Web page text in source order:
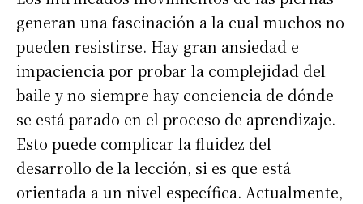
generan una fascinación a la cual muchos no
pueden resistirse. Hay gran ansiedad e
impaciencia por probar la complejidad del
baile y no siempre hay conciencia de dónde
se está parado en el proceso de aprendizaje.
Esto puede complicar la fluidez del
desarrollo de la lección, si es que está
orientada a un nivel específica. Actualmente,